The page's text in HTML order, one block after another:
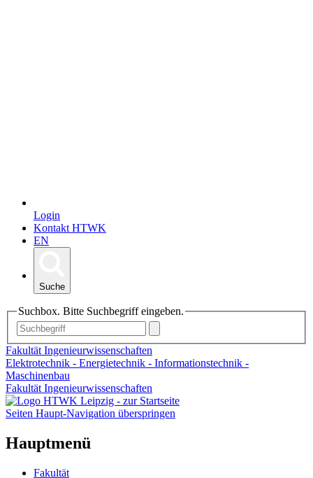
Login
Kontakt HTWK
EN
Suche
Suchbox. Bitte Suchbegriff eingeben.
Fakultät Ingenieurwissenschaften
Elektrotechnik - Energietechnik - Informationstechnik -
Maschinenbau
Fakultät Ingenieurwissenschaften
Seiten Haupt-Navigation überspringen
Hauptmenü
Fakultät